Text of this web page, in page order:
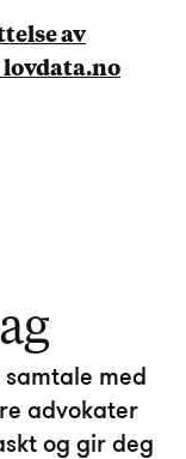
av
med
advokater
og gir deg